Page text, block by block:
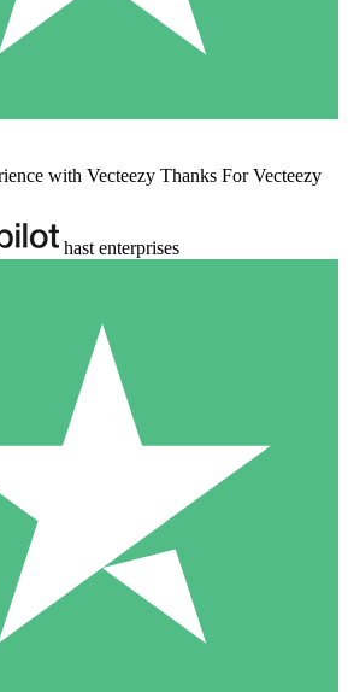
with Vecteezy Thanks For Vecteezy
hast enterprises